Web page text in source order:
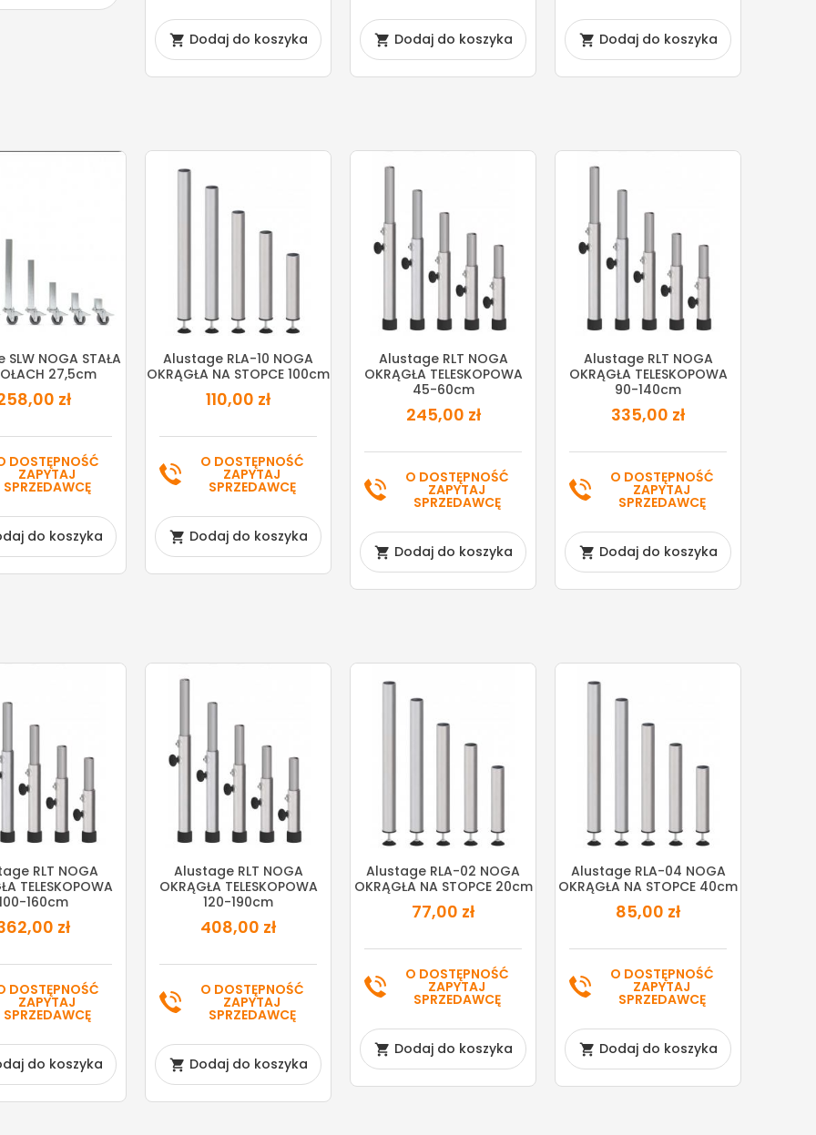
 Dodaj do koszyka  Dodaj do koszyka  Dodaj do koszyka
NOGA STAŁA
27,5cm
zł
DOSTĘPNOŚĆ
ZAPYTAJ
SPRZEDAWCĘ
do koszyka
Alustage RLA-10 NOGA
OKRĄGŁA NA STOPCE 100cm
110,00 zł
O DOSTĘPNOŚĆ
ZAPYTAJ
SPRZEDAWCĘ
 Dodaj do koszyka
Alustage RLT NOGA
OKRĄGŁA TELESKOPOWA
45-60cm
245,00 zł
O DOSTĘPNOŚĆ
ZAPYTAJ
SPRZEDAWCĘ
 Dodaj do koszyka
Alustage RLT NOGA
OKRĄGŁA TELESKOPOWA
90-140cm
335,00 zł
O DOSTĘPNOŚĆ
ZAPYTAJ
SPRZEDAWCĘ
 Dodaj do koszyka
RLT NOGA
TELESKOPOWA
160cm
zł
DOSTĘPNOŚĆ
ZAPYTAJ
SPRZEDAWCĘ
do koszyka
Alustage RLT NOGA
OKRĄGŁA TELESKOPOWA
120-190cm
408,00 zł
O DOSTĘPNOŚĆ
ZAPYTAJ
SPRZEDAWCĘ
 Dodaj do koszyka
Alustage RLA-02 NOGA
OKRĄGŁA NA STOPCE 20cm
77,00 zł
O DOSTĘPNOŚĆ
ZAPYTAJ
SPRZEDAWCĘ
 Dodaj do koszyka
Alustage RLA-04 NOGA
OKRĄGŁA NA STOPCE 40cm
85,00 zł
O DOSTĘPNOŚĆ
ZAPYTAJ
SPRZEDAWCĘ
 Dodaj do koszyka